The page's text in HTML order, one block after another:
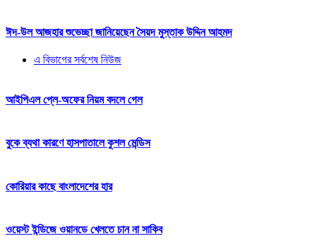
ঈদ-উল আজহার শুভেচ্ছা জানিয়েছেন সৈয়দ মুস্তাক উদ্দিন আহমদ
এ বিভাগের সর্বশেষ নিউজ
আইপিএল প্লে-অফের নিয়ম বদলে গেল
বুকে ব্যথা কারণে হাসপাতালে কুশল মেন্ডিস
কোরিয়ার কাছে বাংলাদেশের হার
ওয়েস্ট ইন্ডিজে ওয়ানডে খেলতে চান না সাকিব